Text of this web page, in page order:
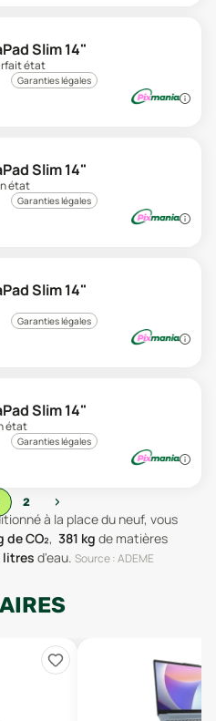
Slim 14"
état
Garanties légales
Slim 14"
état
Garanties légales
Slim 14"
Garanties légales
Slim 14"
état
Garanties légales
2
›
à la place du neuf, vous
de CO₂, 381 kg de matières
litres d'eau. Source : ADEME